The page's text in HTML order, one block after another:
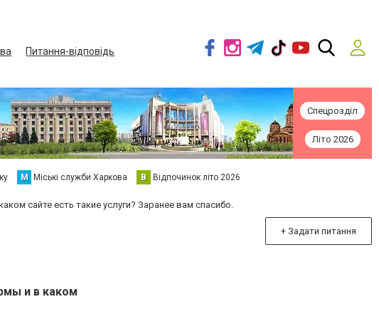
Питання-відповідь
Спецрозділ
Літо 2026
М Міські служби Харкова В Відпочинок літо 2026
сайте есть такие услуги? Заранее вам спасибо.
+ Задати питання
и в каком